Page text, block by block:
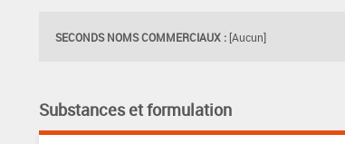
SECONDS NOMS COMMERCIAUX : [Aucun]
Substances et formulation